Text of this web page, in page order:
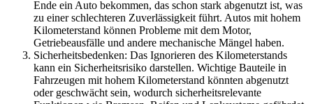
Ende ein Auto bekommen, das schon stark abgenutzt ist, was
zu einer schlechteren Zuverlässigkeit führt. Autos mit hohem
Kilometerstand können Probleme mit dem Motor,
Getriebeausfälle und andere mechanische Mängel haben.
Sicherheitsbedenken: Das Ignorieren des Kilometerstands
kann ein Sicherheitsrisiko darstellen. Wichtige Bauteile in
Fahrzeugen mit hohem Kilometerstand könnten abgenutzt
oder geschwächt sein, wodurch sicherheitsrelevante